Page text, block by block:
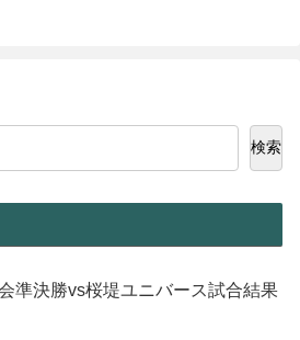
検索
準決勝vs桜堤ユニバース試合結果